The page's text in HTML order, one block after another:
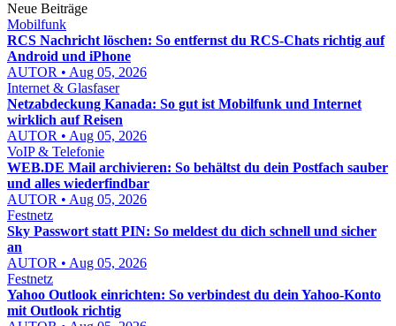
Neue Beiträge
Mobilfunk
RCS Nachricht löschen: So entfernst du RCS-Chats richtig auf
Android und iPhone
AUTOR • Aug 05, 2026
Internet & Glasfaser
Netzabdeckung Kanada: So gut ist Mobilfunk und Internet
wirklich auf Reisen
AUTOR • Aug 05, 2026
VoIP & Telefonie
WEB.DE Mail archivieren: So behältst du dein Postfach sauber
und alles wiederfindbar
AUTOR • Aug 05, 2026
Festnetz
Sky Passwort statt PIN: So meldest du dich schnell und sicher
an
AUTOR • Aug 05, 2026
Festnetz
Yahoo Outlook einrichten: So verbindest du dein Yahoo-Konto
mit Outlook richtig